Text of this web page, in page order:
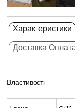
Характеристики
Доставка
Властивості